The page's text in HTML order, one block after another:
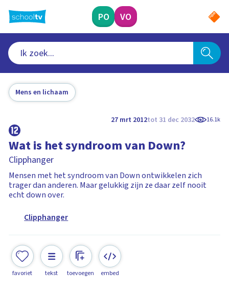
naar
hoofdinhoud
PO VO
Mens en lichaam
27 mrt 2012tot 31 dec 2032 16.1k
Wat is het syndroom van Down?
Clipphanger
Mensen met het syndroom van Down ontwikkelen zich
trager dan anderen. Maar gelukkig zijn ze daar zelf nooit
echt down over.
Clipphanger
favoriet tekst toevoegen embed